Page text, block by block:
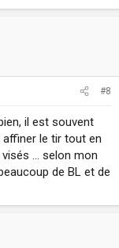
#8
il est souvent
le tir tout en
... selon mon
de BL et de